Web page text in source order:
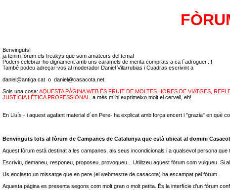
Benvinguts!
ja tenim fòrum els freakys que som amateurs del tema!
Podem celebrar-ho dignament amb uns caramels de menta comprats a ca l´adroguer...!
També podeu adreçar-vos al moderador Daniel Vilarrubias i Cuadras escrivint a
daniel@antiga.cat o daniel@casacota.net
Sols una cosa: AQUESTA PÀGINA WEB ÉS FRUIT DE MOLTES HORES DE VIATGES,
JUSTÍCIA I ÈTICA PROFESSIONAL
. a més m´hi exprimeixo molt el cervell, eh!
En Lluís - i aquest agafant material d´en Pere- ha explicat amb força encert i "grazia" en què
Benvinguts tots al fòrum de Campanes de Catalunya que està ubicat al domini
Aquest fòrum està destinat a les campanes, als seus incondicionals i a qualsevol persona
Escriviu, demaneu, responeu, proposeu, provoqueu... Utilitzeu aquest fòrum com vulgueu. Si
Us enclasto un missatge que en pere (el webmestre de casacota) ha escampat pel fòrum.
Aquesta pàgina es presenta segons com molt gran o molt petita. És la interfície d'un fòrum